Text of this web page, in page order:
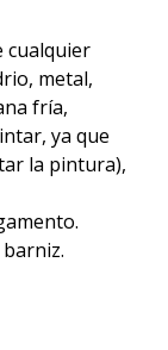
cualquier
metal,
fría,
ya que
la pintura),